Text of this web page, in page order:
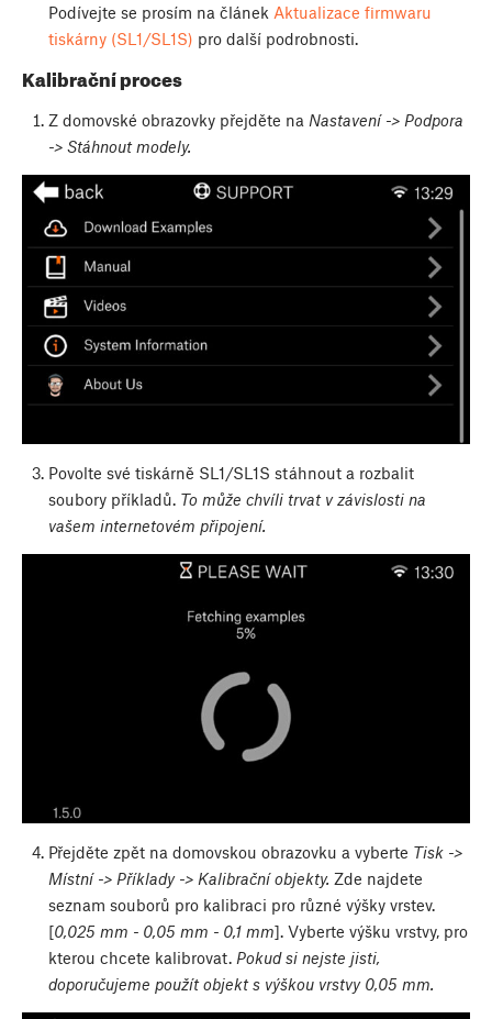
Podívejte se prosím na článek Aktualizace firmwaru
tiskárny (SL1/SL1S) pro další podrobnosti.
Kalibrační proces
Z domovské obrazovky přejděte na Nastavení -> Podpora
-> Stáhnout modely.
Povolte své tiskárně SL1/SL1S stáhnout a rozbalit
soubory příkladů. To může chvíli trvat v závislosti na
vašem internetovém připojení.
Přejděte zpět na domovskou obrazovku a vyberte Tisk ->
Místní -> Příklady -> Kalibrační objekty. Zde najdete
seznam souborů pro kalibraci pro různé výšky vrstev.
[0,025 mm - 0,05 mm - 0,1 mm]. Vyberte výšku vrstvy, pro
kterou chcete kalibrovat. Pokud si nejste jisti,
doporučujeme použít objekt s výškou vrstvy 0,05 mm.